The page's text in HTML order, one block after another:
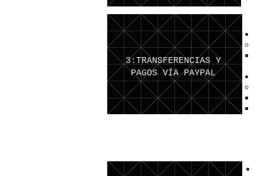
3:TRANSFERENCIAS Y
PAGOS VÍA PAYPAL